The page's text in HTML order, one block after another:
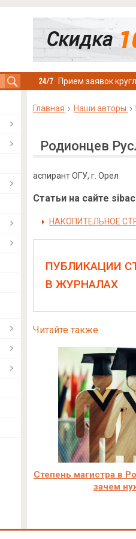
Прием заявок
Главная Наши авторы
Родионцев
аспирант ОГУ, г. Орел
Статьи на сайте
НАКОПИТЕЛЬНОЕ
ПУБЛИКАЦИИ
В ЖУРНАЛАХ
Читайте также
Степень магистра в
зачем